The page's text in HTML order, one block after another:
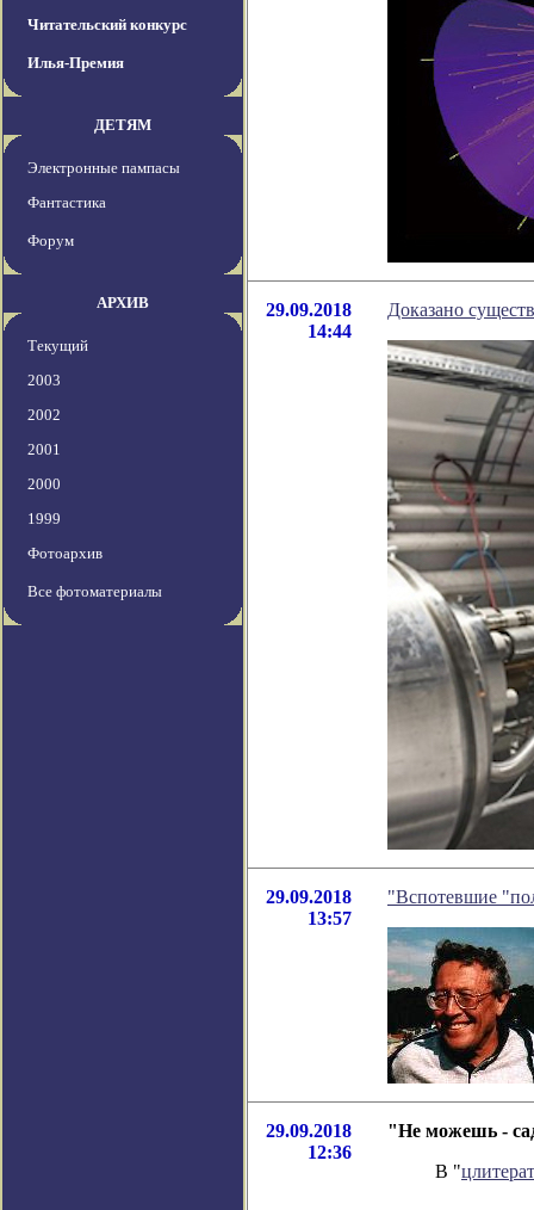
Читательский конкурс
Илья-Премия
ДЕТЯМ
Электронные пампасы
Фантастика
Форум
АРХИВ
Текущий
2003
2002
2001
2000
1999
Фотоархив
Все фотоматериалы
29.09.2018
14:44
Доказано
29.09.2018
13:57
"Вспотевшие
29.09.2018
12:36
"Не можешь -
В "